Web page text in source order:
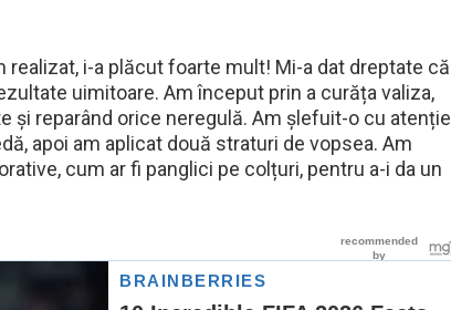
realizat, i-a plăcut foarte mult! Mi-a dat dreptate că
uimitoare. Am început prin a curăța valiza,
și reparând orice neregulă. Am șlefuit-o cu atenție
apoi am aplicat două straturi de vopsea. Am
cum ar fi panglici pe colțuri, pentru a-i da un